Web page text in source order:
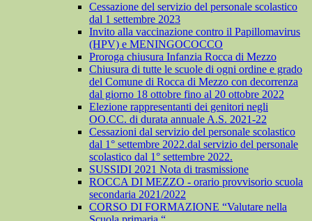
Cessazione del servizio del personale scolastico
dal 1 settembre 2023
Invito alla vaccinazione contro il Papillomavirus
(HPV) e MENINGOCOCCO
Proroga chiusura Infanzia Rocca di Mezzo
Chiusura di tutte le scuole di ogni ordine e grado
del Comune di Rocca di Mezzo con decorrenza
dal giorno 18 ottobre fino al 20 ottobre 2022
Elezione rappresentanti dei genitori negli
OO.CC. di durata annuale A.S. 2021-22
Cessazioni dal servizio del personale scolastico
dal 1° settembre 2022.dal servizio del personale
scolastico dal 1° settembre 2022.
SUSSIDI 2021 Nota di trasmissione
ROCCA DI MEZZO - orario provvisorio scuola
secondaria 2021/2022
CORSO DI FORMAZIONE “Valutare nella